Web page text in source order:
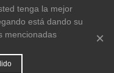
tenga la mejor
está dando su
mencionadas
×